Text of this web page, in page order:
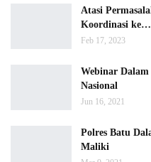
Atasi
Koordinasi ke…
Feb 17, 2023
Webinar
Nasional
Jun 16, 2021
Polres Batu
Maliki